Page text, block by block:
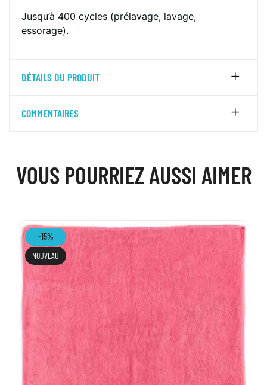
Jusqu’à 400 cycles (prélavage, lavage,
essorage).
DÉTAILS DU PRODUIT
COMMENTAIRES
VOUS POURRIEZ AUSSI AIMER
-15%
NOUVEAU